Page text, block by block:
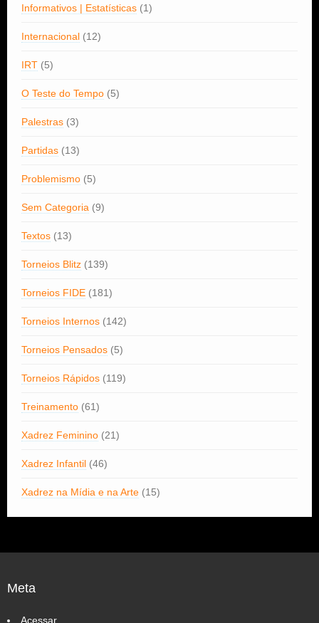
Informativos | Estatísticas (1)
Internacional (12)
IRT (5)
O Teste do Tempo (5)
Palestras (3)
Partidas (13)
Problemismo (5)
Sem Categoria (9)
Textos (13)
Torneios Blitz (139)
Torneios FIDE (181)
Torneios Internos (142)
Torneios Pensados (5)
Torneios Rápidos (119)
Treinamento (61)
Xadrez Feminino (21)
Xadrez Infantil (46)
Xadrez na Mídia e na Arte (15)
Meta
Acessar